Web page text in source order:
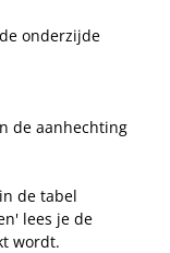
onderzijde
de aanhechting
de tabel
lees je de
wordt.